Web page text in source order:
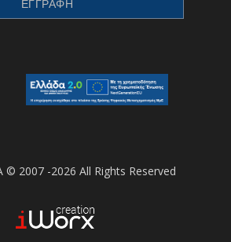
© 2007 -2026 All Rights Reserved